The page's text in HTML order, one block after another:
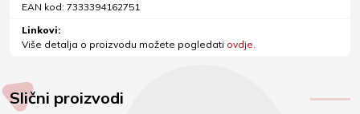
EAN kod: 7333394162751
Linkovi:
Više detalja o proizvodu možete pogledati ovdje.
Slični proizvodi